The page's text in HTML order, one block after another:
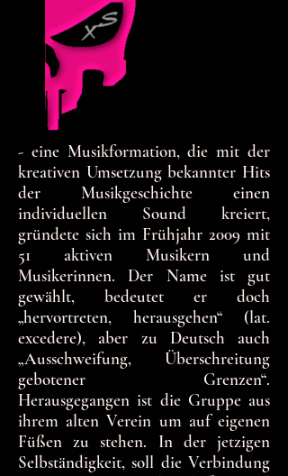
- eine Musikformation, die mit der
kreativen Umsetzung bekannter Hits
der Musikgeschichte einen
individuellen Sound kreiert,
gründete sich im Frühjahr 2009 mit
51 aktiven Musikern und
Musikerinnen. Der Name ist gut
gewählt, bedeutet er doch
„hervortreten, herausgehen“ (lat.
excedere), aber zu Deutsch auch
„Ausschweifung, Überschreitung
gebotener Grenzen“.
Herausgegangen ist die Gruppe aus
ihrem alten Verein um auf eigenen
Füßen zu stehen. In der jetzigen
Selbständigkeit, soll die Verbindung